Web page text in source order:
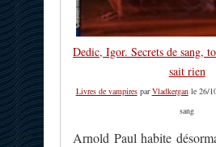
Dedic, Igor. Secrets de sang,
sait rien
Livres de vampiresparVladkerganle 26/
sang
Arnold Paul habite